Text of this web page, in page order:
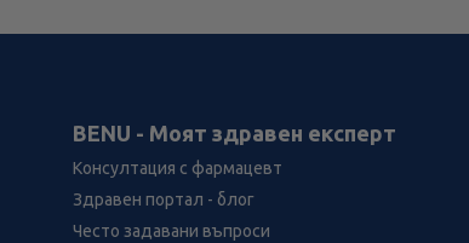
BENU - Моят здравен експерт
Консултация с фармацевт
Здравен портал - блог
Често задавани въпроси